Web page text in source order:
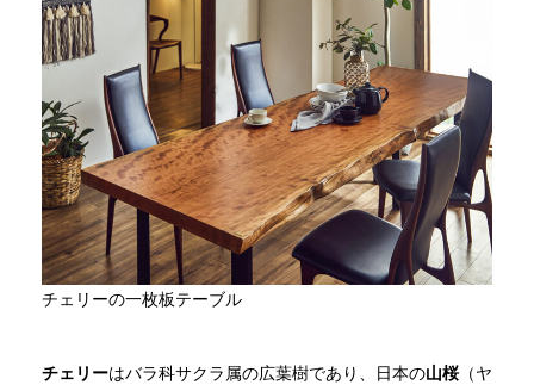
チェリーの一枚板テーブル
チェリーはバラ科サクラ属の広葉樹であり、日本の山桜 （ヤ